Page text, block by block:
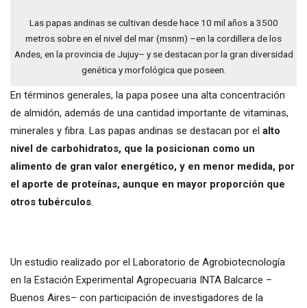
Las papas andinas se cultivan desde hace 10 mil años a 3500
metros sobre en el nivel del mar (msnm) –en la cordillera de los
Andes, en la provincia de Jujuy– y se destacan por la gran diversidad
genética y morfológica que poseen.
En términos generales, la papa posee una alta concentración
de almidón, además de una cantidad importante de vitaminas,
minerales y fibra. Las papas andinas se destacan por el alto
nivel de carbohidratos, que la posicionan como un
alimento de gran valor energético, y en menor medida, por
el aporte de proteínas, aunque en mayor proporción que
otros tubérculos.
Un estudio realizado por el Laboratorio de Agrobiotecnología
en la Estación Experimental Agropecuaria INTA Balcarce –
Buenos Aires– con participación de investigadores de la